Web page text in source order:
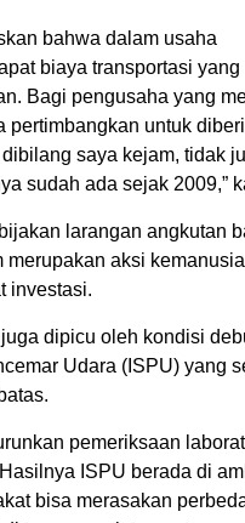
bahwa dalam usaha
biaya transportasi yang
Bagi pengusaha yang
pertimbangkan untuk
saya kejam, tidak
sudah ada sejak 2009,”
larangan angkutan
merupakan aksi
investasi.
dipicu oleh kondisi
Udara (ISPU) yang
pemeriksaan
ISPU berada di
bisa merasakan